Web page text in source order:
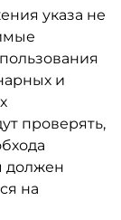
указа не
и
проверять,
должен
на